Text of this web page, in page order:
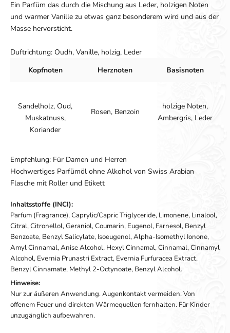
Ein Parfüm das durch die Mischung aus Leder, holzigen Noten
und warmer Vanille zu etwas ganz besonderem wird und aus der
Masse hervorsticht.
Duftrichtung: Oudh, Vanille, holzig, Leder
Kopfnoten
Herznoten Basisnoten
Sandelholz, Oud,
Muskatnuss,
Koriander
Rosen, Benzoin
holzige Noten,
Ambergris, Leder
Empfehlung: Für Damen und Herren
Hochwertiges Parfümöl ohne Alkohol von Swiss Arabian
Flasche mit Roller und Etikett
Inhaltsstoffe (INCI):
Parfum (Fragrance), Caprylic/Capric Triglyceride, Limonene, Linalool,
Citral, Citronellol, Geraniol, Coumarin, Eugenol, Farnesol, Benzyl
Benzoate, Benzyl Salicylate, Isoeugenol, Alpha-Isomethyl Ionone,
Amyl Cinnamal, Anise Alcohol, Hexyl Cinnamal, Cinnamal, Cinnamyl
Alcohol, Evernia Prunastri Extract, Evernia Furfuracea Extract,
Benzyl Cinnamate, Methyl 2-Octynoate, Benzyl Alcohol.
Hinweise:
Nur zur äußeren Anwendung. Augenkontakt vermeiden. Von
offenem Feuer und direkten Wärmequellen fernhalten. Für Kinder
unzugänglich aufbewahren.